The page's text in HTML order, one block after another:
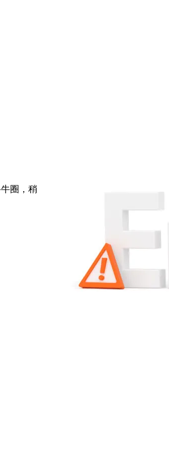
圈，稍